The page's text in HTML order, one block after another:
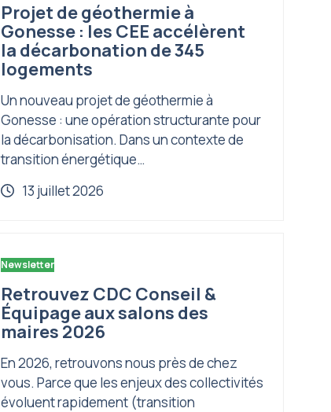
Projet de géothermie à
Gonesse : les CEE accélèrent
la décarbonation de 345
logements
Un nouveau projet de géothermie à
Gonesse : une opération structurante pour
la décarbonisation. Dans un contexte de
transition énergétique…
13 juillet 2026
Newsletter
Retrouvez CDC Conseil &
Équipage aux salons des
maires 2026
En 2026, retrouvons nous près de chez
vous. Parce que les enjeux des collectivités
évoluent rapidement (transition